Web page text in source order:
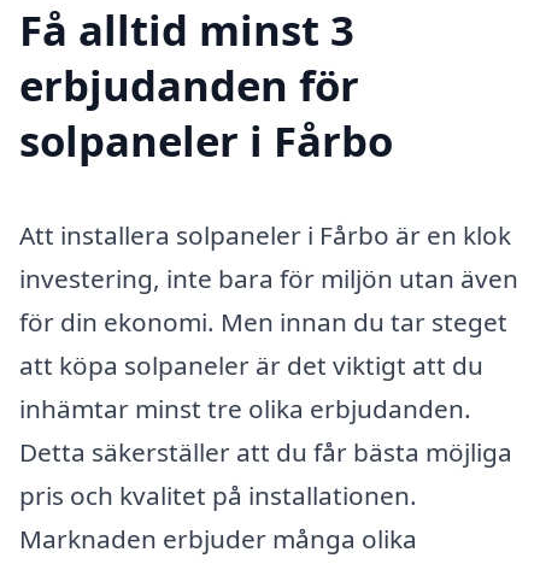
Få alltid minst 3
erbjudanden för
solpaneler i Fårbo
Att installera solpaneler i Fårbo är en klok
investering, inte bara för miljön utan även
för din ekonomi. Men innan du tar steget
att köpa solpaneler är det viktigt att du
inhämtar minst tre olika erbjudanden.
Detta säkerställer att du får bästa möjliga
pris och kvalitet på installationen.
Marknaden erbjuder många olika